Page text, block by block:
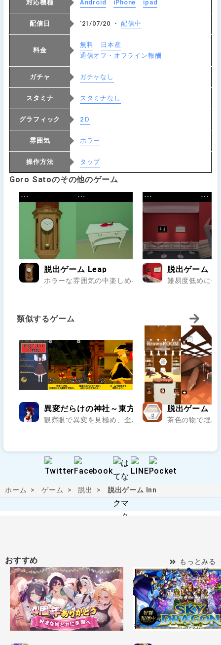
対応機種 Android iPhone ipad
配信日 '21/07/20 ・配信中
料金
無料
日本産
通信オフ・オフライン報酬
ガチャ ガチャなし
スタミナ スタミナなし
グラフィック 2Ｄ
雰囲気 ホラー
操作方法 タップ
Goro Satoのその他のゲーム
脱出ゲーム Leap
ホラーな雰囲気の中楽しめる脱出ゲーム！..
脱出ゲーム
難易度低めに作
類似するゲーム
異変だらけの神社～東方二次創作で8番出口ラ
観察眼で異変を見極め、歪んだ境内を抜け出せ。霊
脱出ゲーム
茶色の物で埋め
ホーム ゲーム 脱出 脱出ゲーム Inn
おすすめ もっとみる